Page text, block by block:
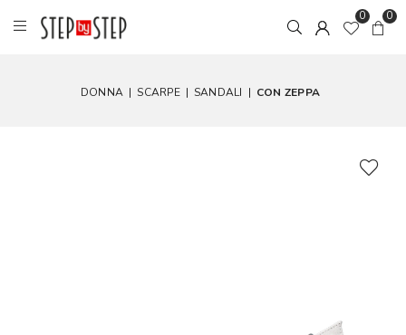
0 0
DONNA | SCARPE | SANDALI | CON ZEPPA